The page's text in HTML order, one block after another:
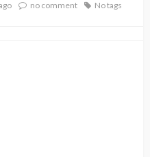
no comment No tags